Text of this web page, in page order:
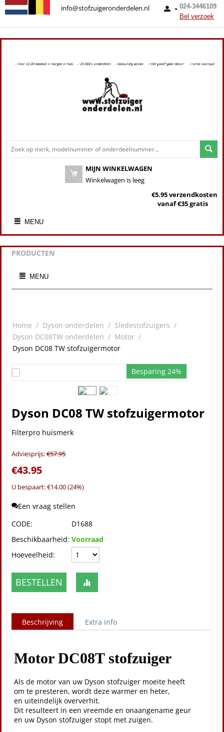
024-3446109
Bel verzoek
info@stofzuigeronderdelen.nl
MIJN WINKELWAGEN
Winkelwagen is leeg
€5.95 verzendkosten
vanaf €35 gratis
MENU
PRODUCTEN
MENU
Home / Dyson onderdelen / Sledestofzuigers /
Dyson DC08TW onderdelen / Motor /
Dyson DC08 TW stofzuigermotor
Besparing 24%
Dyson DC08 TW stofzuigermotor
Filterpro huismerk
Adviesprijs:€57.95
€43.95
U bespaart: €14.00(24%)
Een vraag stellen
CODE:
D1688
Beschikbaarheid: Voorraad
Hoeveelheid:
BESTELLEN
Beschrijving Extra info
Motor DC08T stofzuiger
Als de motor van uw Dyson stofzuiger moeite heeft
om te presteren, wordt deze warmer en heter,
en uiteindelijk oververhit.
Dit resulteert in een vreemde en onaangename geur
en uw Dyson stofzuiger stopt met zuigen.